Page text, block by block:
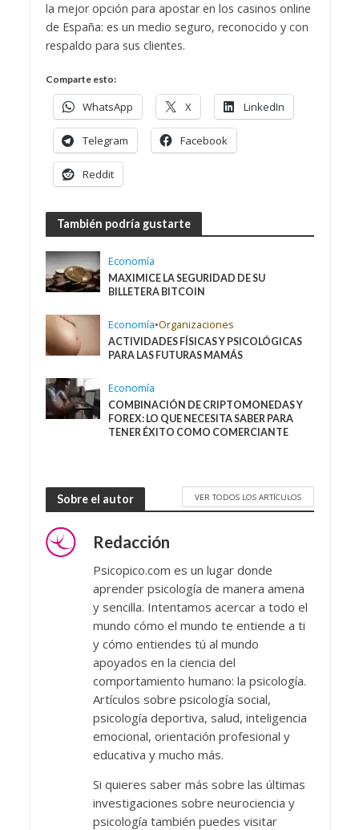
la mejor opción para apostar en los casinos online
de España: es un medio seguro, reconocido y con
respaldo para sus clientes.
Comparte esto:
WhatsApp X LinkedIn
Telegram Facebook
Reddit
También podría gustarte
Economía
MAXIMICE LA SEGURIDAD DE SU
BILLETERA BITCOIN
Economía•Organizaciones
ACTIVIDADES FÍSICAS Y PSICOLÓGICAS
PARA LAS FUTURAS MAMÁS
Economía
COMBINACIÓN DE CRIPTOMONEDAS Y
FOREX: LO QUE NECESITA SABER PARA
TENER ÉXITO COMO COMERCIANTE
Sobre el autor VER TODOS LOS ARTÍCULOS
Redacción
Psicopico.com es un lugar donde
aprender psicología de manera amena
y sencilla. Intentamos acercar a todo el
mundo cómo el mundo te entiende a ti
y cómo entiendes tú al mundo
apoyados en la ciencia del
comportamiento humano: la psicología.
Artículos sobre psicología social,
psicología deportiva, salud, inteligencia
emocional, orientación profesional y
educativa y mucho más.
Si quieres saber más sobre las últimas
investigaciones sobre neurociencia y
psicología también puedes visitar